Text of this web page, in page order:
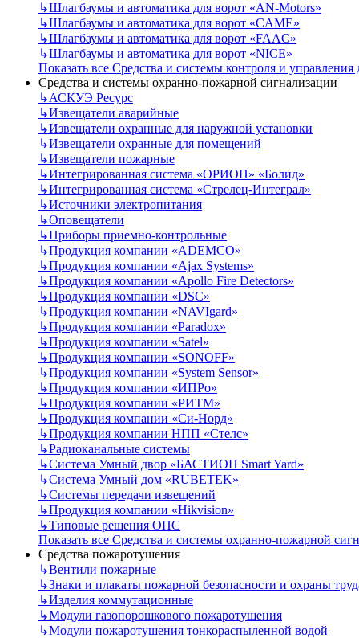
↳Шлагбаумы и автоматика для ворот «AN-Motors»
↳Шлагбаумы и автоматика для ворот «CAME»
↳Шлагбаумы и автоматика для ворот «FAAC»
↳Шлагбаумы и автоматика для ворот «NICE»
Показать все Средства и системы контроля и управления
Средства и системы охранно-пожарной сигнализации
↳АСКУЭ Ресурс
↳Извещатели аварийные
↳Извещатели охранные для наружной установки
↳Извещатели охранные для помещений
↳Извещатели пожарные
↳Интегрированная система «ОРИОН» «Болид»
↳Интегрированная система «Стрелец-Интеграл»
↳Источники электропитания
↳Оповещатели
↳Приборы приемно-контрольные
↳Продукция компании «ADEMCO»
↳Продукция компании «Ajax Systems»
↳Продукция компании «Apollo Fire Detectors»
↳Продукция компании «DSC»
↳Продукция компании «NAVIgard»
↳Продукция компании «Paradox»
↳Продукция компании «Satel»
↳Продукция компании «SONOFF»
↳Продукция компании «System Sensor»
↳Продукция компании «ИПРо»
↳Продукция компании «РИТМ»
↳Продукция компании «Си-Норд»
↳Продукция компании НПП «Стелс»
↳Радиоканальные системы
↳Система Умный двор «БАСТИОН Smart Yard»
↳Система Умный дом «RUBETEK»
↳Системы передачи извещений
↳Продукция компании «Hikvision»
↳Типовые решения ОПС
Показать все Средства и системы охранно-пожарной
Средства пожаротушения
↳Вентили пожарные
↳Знаки и плакаты пожарной безопасности и охраны
↳Изделия коммутационные
↳Модули газопорошкового пожаротушения
↳Модули пожаротушения тонкораспыленной водой